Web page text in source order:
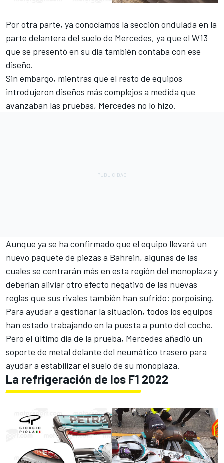
Por otra parte, ya conocíamos la sección ondulada en la
parte delantera del suelo de Mercedes, ya que el W13
que se presentó en su día también contaba con ese
diseño.
Sin embargo, mientras que el resto de equipos
introdujeron diseños más complejos a medida que
avanzaban las pruebas, Mercedes no lo hizo.
Aunque ya se ha confirmado que el equipo llevará un
nuevo paquete de piezas a Bahrein, algunas de las
cuales se centrarán más en esta región del monoplaza y
deberían aliviar otro efecto negativo de las nuevas
reglas que sus rivales también han sufrido: porpoising.
Para ayudar a gestionar la situación, todos los equipos
han estado trabajando en la puesta a punto del coche.
Pero el último día de la prueba, Mercedes añadió un
soporte de metal delante del neumático trasero para
ayudar a estabilizar el suelo de su monoplaza.
La refrigeración de los F1 2022